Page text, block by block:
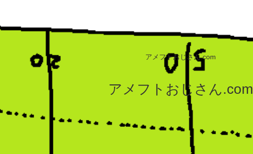
アメフトおじさん.com
アメフトおじさん.com